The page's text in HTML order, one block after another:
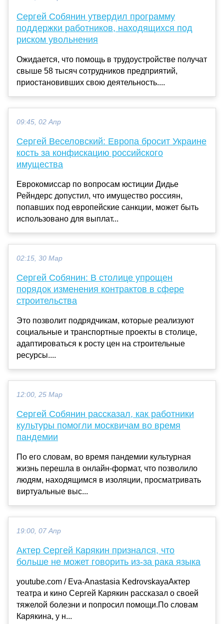
Сергей Собянин утвердил программу
поддержки работников, находящихся под
риском увольнения
Ожидается, что помощь в трудоустройстве получат
свыше 58 тысяч сотрудников предприятий,
приостановивших свою деятельность....
09:45, 02 Апр
Сергей Веселовский: Европа бросит Украине
кость за конфискацию российского
имущества
Еврокомиссар по вопросам юстиции Дидье
Рейндерс допустил, что имущество россиян,
попавших под европейские санкции, может быть
использовано для выплат...
02:15, 30 Мар
Сергей Собянин: В столице упрощен
порядок изменения контрактов в сфере
строительства
Это позволит подрядчикам, которые реализуют
социальные и транспортные проекты в столице,
адаптироваться к росту цен на строительные
ресурсы....
12:00, 25 Мар
Сергей Собянин рассказал, как работники
культуры помогли москвичам во время
пандемии
По его словам, во время пандемии культурная
жизнь перешла в онлайн-формат, что позволило
людям, находящимся в изоляции, просматривать
виртуальные выс...
19:00, 07 Апр
Актер Сергей Карякин признался, что
больше не может говорить из-за рака языка
youtube.com / Eva-Anastasia KedrovskayaАктер
театра и кино Сергей Карякин рассказал о своей
тяжелой болезни и попросил помощи.По словам
Карякина, у н...